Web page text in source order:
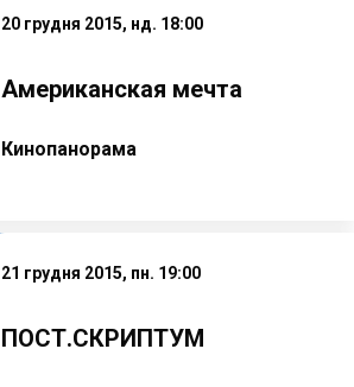
20 грудня 2015, нд. 18:00
Американская мечта
Кинопанорама
21 грудня 2015, пн. 19:00
ПОСТ.СКРИПТУМ